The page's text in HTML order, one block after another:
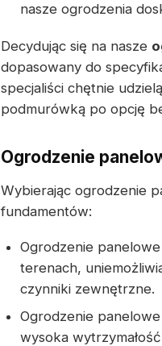
nasze ogrodzenia
Decydując się na nasze
dopasowany do
specjaliści chętnie
podmurówką po opcję
Ogrodzenie
Wybierając ogrodzenie
fundamentów:
Ogrodzenie
terenach,
czynniki zewnętrzne.
Ogrodzenie
wysoka